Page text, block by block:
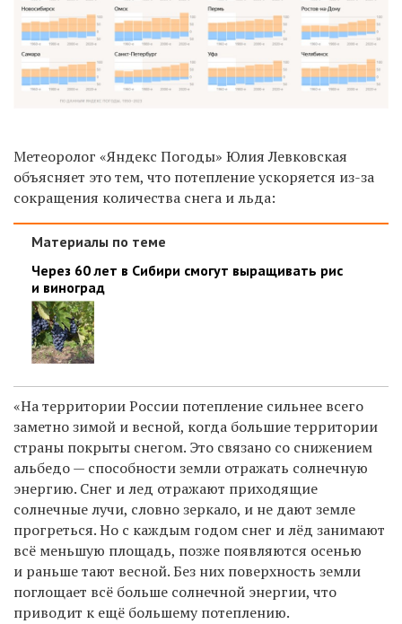
Метеоролог «Яндекс Погоды» Юлия Левковская
объясняет это тем, что потепление ускоряется из-за
сокращения количества снега и льда:
Материалы по теме
Через 60 лет в Сибири смогут выращивать рис
и виноград
«На территории России потепление сильнее всего
заметно зимой и весной, когда большие территории
страны покрыты снегом. Это связано со снижением
альбедо — способности земли отражать солнечную
энергию. Снег и лед отражают приходящие
солнечные лучи, словно зеркало, и не дают земле
прогреться. Но с каждым годом снег и лёд занимают
всё меньшую площадь, позже появляются осенью
и раньше тают весной. Без них поверхность земли
поглощает всё больше солнечной энергии, что
приводит к ещё большему потеплению.